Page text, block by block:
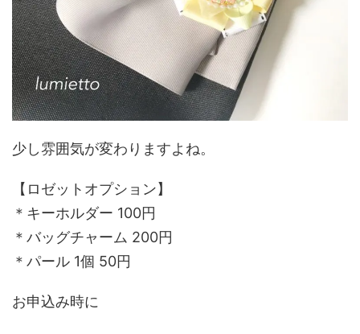
少し雰囲気が変わりますよね。
【ロゼットオプション】
＊キーホルダー 100円
＊バッグチャーム 200円
＊パール 1個 50円
お申込み時に